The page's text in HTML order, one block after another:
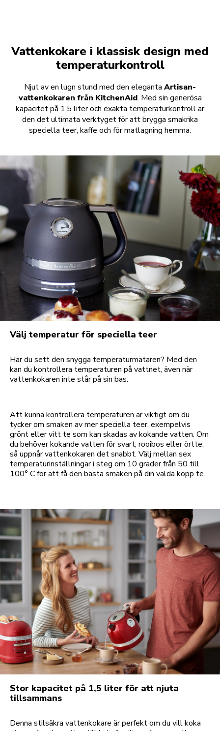
Vattenkokare i klassisk design med
temperaturkontroll
Njut av en lugn stund med den eleganta Artisan-
vattenkokaren från KitchenAid. Med sin generösa
kapacitet på 1,5 liter och exakta temperaturkontroll är
den det ultimata verktyget för att brygga smakrika
speciella teer, kaffe och för matlagning hemma.
Välj temperatur för speciella teer
Har du sett den snygga temperaturmätaren? Med den
kan du kontrollera temperaturen på vattnet, även när
vattenkokaren inte står på sin bas.
Att kunna kontrollera temperaturen är viktigt om du
tycker om smaken av mer speciella teer, exempelvis
grönt eller vitt te som kan skadas av kokande vatten. Om
du behöver kokande vatten för svart, rooibos eller örtte,
så uppnår vattenkokaren det snabbt. Välj mellan sex
temperaturinställningar i steg om 10 grader från 50 till
100° C för att få den bästa smaken på din valda kopp te.
Stor kapacitet på 1,5 liter för att njuta
tillsammans
Denna stilsäkra vattenkokare är perfekt om du vill koka